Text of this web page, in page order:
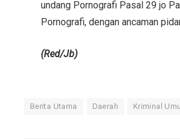
undang Pornografi Pasal 29 jo
Pornografi, dengan ancaman
(Red/Jb)
Berita Utama Daerah Kriminal